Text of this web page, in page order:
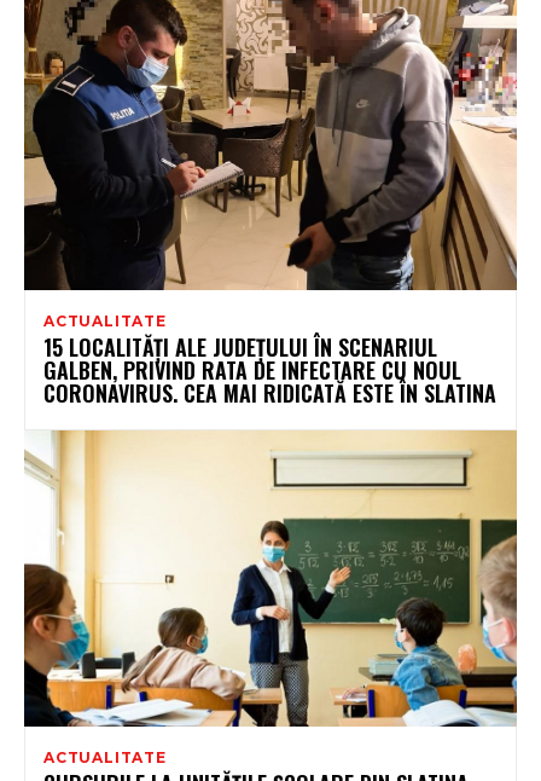
ACTUALITATE
15 LOCALITĂȚI ALE JUDEȚULUI ÎN SCENARIUL
GALBEN, PRIVIND RATA DE INFECTARE CU NOUL
CORONAVIRUS. CEA MAI RIDICATĂ ESTE ÎN SLATINA
ACTUALITATE